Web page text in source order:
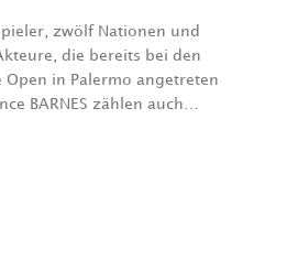
zwölf Nationen und
die bereits bei den
Open in Palermo angetreten
BARNES zählen auch…